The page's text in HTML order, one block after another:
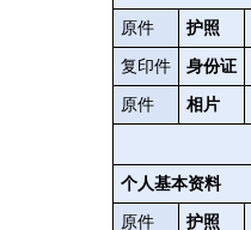
原件 护照
复印件 身份证
原件 相片
个人基本资料
原件 护照